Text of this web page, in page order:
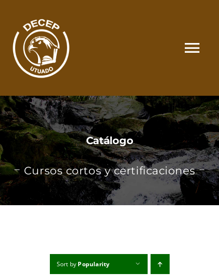
content
SOMOS
CATÁLOGO
MATRÍCULA Y PAGOS
CONTACTO
Catálogo
Cursos cortos y certificaciones
Sort by Popularity